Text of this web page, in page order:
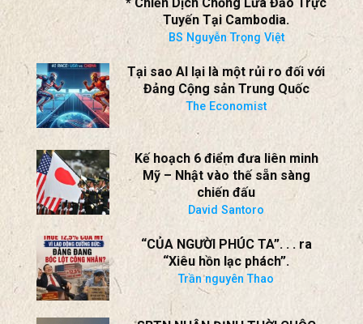
Tuyến Tại Cambodia.
BS Nguyễn Trọng Việt
Tại sao AI lại là một rủi ro đối với
Đảng Cộng sản Trung Quốc
The Economist
Kế hoạch 6 điểm đưa liên minh
Mỹ – Nhật vào thế sẵn sàng
chiến đấu
David Santoro
“CỦA NGƯỜI PHÚC TA”. . . ra
“Xiêu hồn lạc phách”.
Trần nguyên Thao